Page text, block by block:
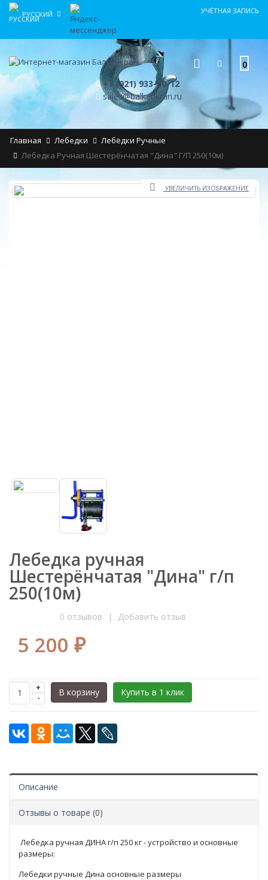
РУССКИЙ УЧЁТНАЯ ЗАПИСЬ
0
+7 (921) 933-60-12
sales@balkankran.ru
Главная Лебедки
Лебёдки Ручные
Лебедка Ручная Шестерёнчатая "Дина" Г/п 250(10м)
УВЕЛИЧИТЬ ИЗОБРАЖЕНИЕ
Лебедка ручная
Шестерёнчатая "Дина" г/п
250(10м)
0 отзывов | Добавить отзыв
5 200 ₽
-
+ Купить в 1 клик
В корзину
Описание
Отзывы о товаре (0)
Лебедка ручная ДИНА г/п 250 кг - устройство и основные
размеры:
Лебедки ручные Дина основные размеры